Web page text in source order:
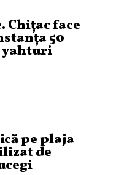
Chițac face
50
yahturi
pe plaja
de